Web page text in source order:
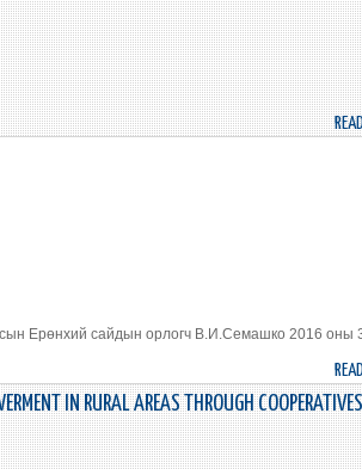
Ерөнхий сайдын орлогч В.И.Семашко 2016 оны
IN RURAL AREAS THROUGH COOPERATIVES